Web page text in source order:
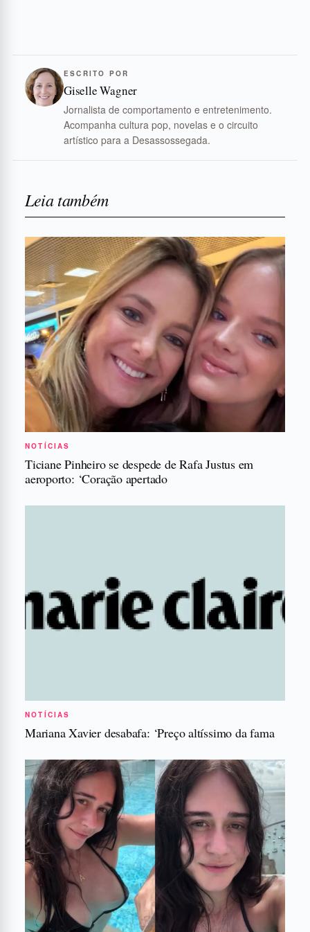
ESCRITO POR
Giselle Wagner
Jornalista de comportamento e entretenimento.
Acompanha cultura pop, novelas e o circuito
artístico para a Desassossegada.
Leia também
NOTÍCIAS
Ticiane Pinheiro se despede de Rafa Justus em
aeroporto: ‘Coração apertado
NOTÍCIAS
Mariana Xavier desabafa: ‘Preço altíssimo da fama